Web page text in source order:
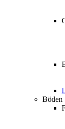
Böden